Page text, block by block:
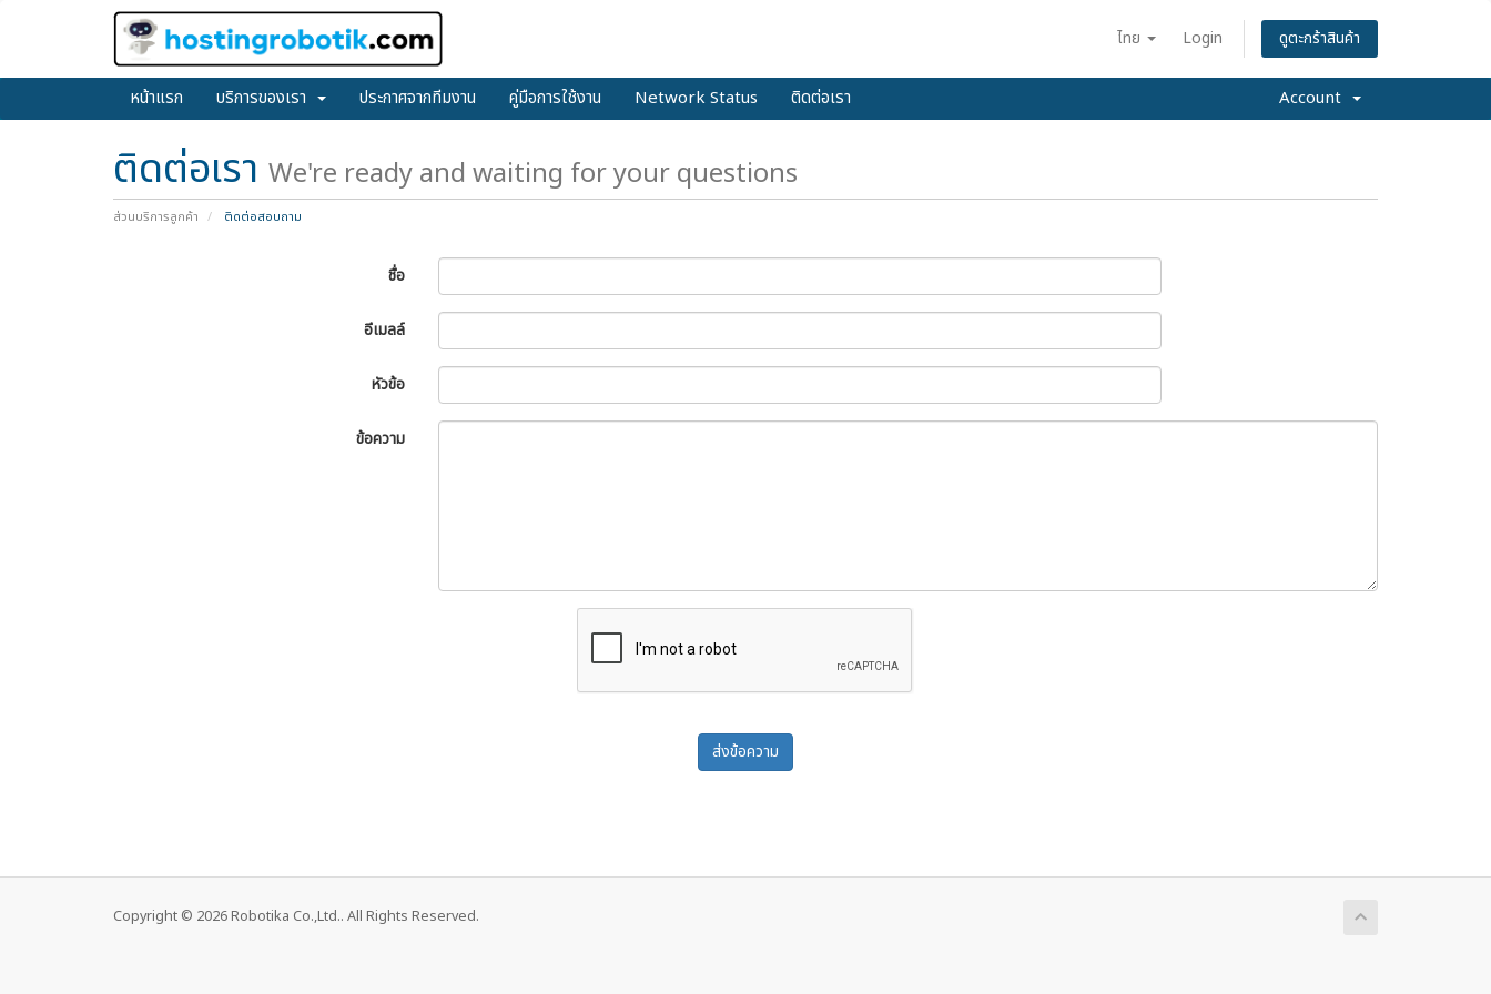
ไทย Login ดูตะกร้าสินค้า
หน้าแรก บริการของเรา ประกาศจากทีมงาน คู่มือการใช้งาน Network Status ติดต่อเรา Account
ติดต่อเรา We're ready and waiting for your questions
ส่วนบริการลูกค้า ติดต่อสอบถาม
ชื่อ
อีเมลล์
หัวข้อ
ข้อความ
ส่งข้อความ
Copyright © 2026 Robotika Co.,Ltd.. All Rights Reserved.